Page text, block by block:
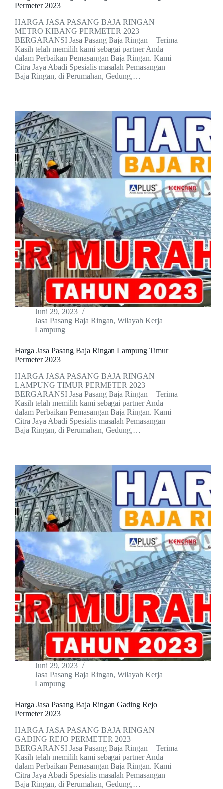
Permeter 2023
HARGA JASA PASANG BAJA RINGAN
METRO KIBANG PERMETER 2023
BERGARANSI Jasa Pasang Baja Ringan – Terima
Kasih telah memilih kami sebagai partner Anda
dalam Perbaikan Pemasangan Baja Ringan. Kami
Citra Jaya Abadi Spesialis masalah Pemasangan
Baja Ringan, di Perumahan, Gedung,…
Juni 29, 2023
Jasa Pasang Baja Ringan, Wilayah Kerja
Lampung
Harga Jasa Pasang Baja Ringan Lampung Timur
Permeter 2023
HARGA JASA PASANG BAJA RINGAN
LAMPUNG TIMUR PERMETER 2023
BERGARANSI Jasa Pasang Baja Ringan – Terima
Kasih telah memilih kami sebagai partner Anda
dalam Perbaikan Pemasangan Baja Ringan. Kami
Citra Jaya Abadi Spesialis masalah Pemasangan
Baja Ringan, di Perumahan, Gedung,…
Juni 29, 2023
Jasa Pasang Baja Ringan, Wilayah Kerja
Lampung
Harga Jasa Pasang Baja Ringan Gading Rejo
Permeter 2023
HARGA JASA PASANG BAJA RINGAN
GADING REJO PERMETER 2023
BERGARANSI Jasa Pasang Baja Ringan – Terima
Kasih telah memilih kami sebagai partner Anda
dalam Perbaikan Pemasangan Baja Ringan. Kami
Citra Jaya Abadi Spesialis masalah Pemasangan
Baja Ringan, di Perumahan, Gedung,…